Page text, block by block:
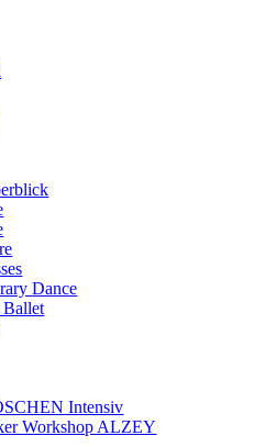
Dance
Ballet
Intensiv
Workshop ALZEY